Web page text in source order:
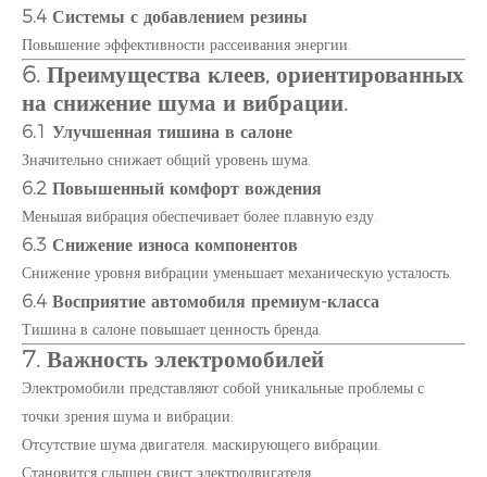
5.4 Системы с добавлением резины
Повышение эффективности рассеивания энергии.
6. Преимущества клеев, ориентированных
на снижение шума и вибрации.
6.1 Улучшенная тишина в салоне
Значительно снижает общий уровень шума.
6.2 Повышенный комфорт вождения
Меньшая вибрация обеспечивает более плавную езду.
6.3 Снижение износа компонентов
Снижение уровня вибрации уменьшает механическую усталость.
6.4 Восприятие автомобиля премиум-класса
Тишина в салоне повышает ценность бренда.
7. Важность электромобилей
Электромобили представляют собой уникальные проблемы с
точки зрения шума и вибрации:
Отсутствие шума двигателя, маскирующего вибрации.
Становится слышен свист электродвигателя